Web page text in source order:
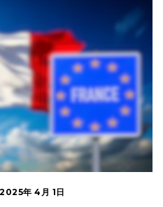
2025年 4月 1日